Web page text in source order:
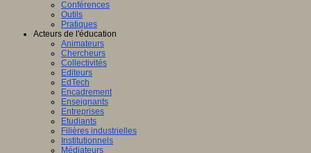
Conférences
Outils
Pratiques
Acteurs de l'éducation
Animateurs
Chercheurs
Collectivités
Editeurs
EdTech
Encadrement
Enseignants
Entreprises
Etudiants
Filières industrielles
Institutionnels
Médiateurs